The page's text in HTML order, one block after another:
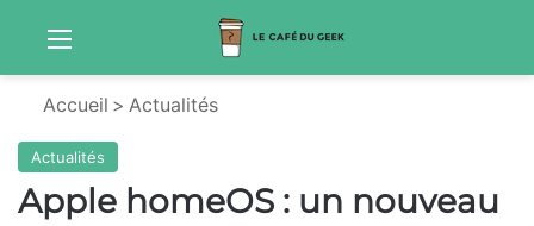
Menu
Accueil > Actualités
Actualités
Apple homeOS : un nouveau